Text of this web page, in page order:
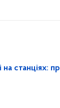
станціях: